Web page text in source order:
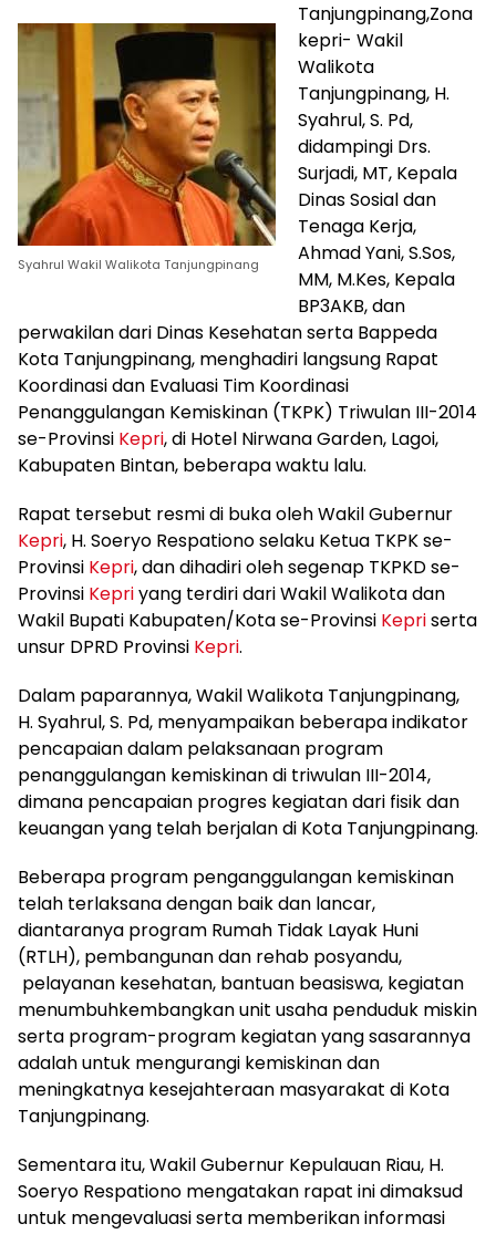
Syahrul Wakil Walikota Tanjungpinang
Tanjungpinang,Zona
kepri- Wakil
Walikota
Tanjungpinang, H.
Syahrul, S. Pd,
didampingi Drs.
Surjadi, MT, Kepala
Dinas Sosial dan
Tenaga Kerja,
Ahmad Yani, S.Sos,
MM, M.Kes, Kepala
BP3AKB, dan
perwakilan dari Dinas Kesehatan serta Bappeda
Kota Tanjungpinang, menghadiri langsung Rapat
Koordinasi dan Evaluasi Tim Koordinasi
Penanggulangan Kemiskinan (TKPK) Triwulan III-2014
se-Provinsi Kepri, di Hotel Nirwana Garden, Lagoi,
Kabupaten Bintan, beberapa waktu lalu.
Rapat tersebut resmi di buka oleh Wakil Gubernur
Kepri, H. Soeryo Respationo selaku Ketua TKPK se-
Provinsi Kepri, dan dihadiri oleh segenap TKPKD se-
Provinsi Kepriyang terdiri dari Wakil Walikota dan
Wakil Bupati Kabupaten/Kota se-Provinsi Kepriserta
unsur DPRD Provinsi Kepri.
Dalam paparannya, Wakil Walikota Tanjungpinang,
H. Syahrul, S. Pd, menyampaikan beberapa indikator
pencapaian dalam pelaksanaan program
penanggulangan kemiskinan di triwulan III-2014,
dimana pencapaian progres kegiatan dari fisik dan
keuangan yang telah berjalan di Kota Tanjungpinang.
Beberapa program penganggulangan kemiskinan
telah terlaksana dengan baik dan lancar,
diantaranya program Rumah Tidak Layak Huni
(RTLH), pembangunan dan rehab posyandu,
pelayanan kesehatan, bantuan beasiswa, kegiatan
menumbuhkembangkan unit usaha penduduk miskin
serta program-program kegiatan yang sasarannya
adalah untuk mengurangi kemiskinan dan
meningkatnya kesejahteraan masyarakat di Kota
Tanjungpinang.
Sementara itu, Wakil Gubernur Kepulauan Riau, H.
Soeryo Respationo mengatakan rapat ini dimaksud
untuk mengevaluasi serta memberikan informasi